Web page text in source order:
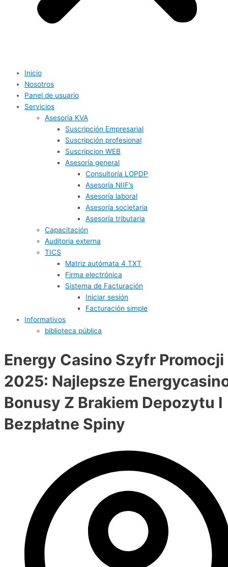
Inicio
Nosotros
Panel de usuario
Servicios
Asesoría KVA
Suscripción Empresarial
Suscripción profesional
Suscripcion WEB
Asesoría general
Consultoría LOPDP
Asesoría NIIF’s
Asesoría laboral
Asesoría societaria
Asesoría tributaria
Capacitación
Auditoria externa
TICS
Matriz autómata 4 TXT
Firma electrónica
Sistema de Facturación
Iniciar sesión
Facturación simple
Informativos
biblioteca pública
Energy Casino Szyfr Promocji
2025: Najlepsze
Bonusy Z Brakiem Depozytu I
Bezpłatne Spiny